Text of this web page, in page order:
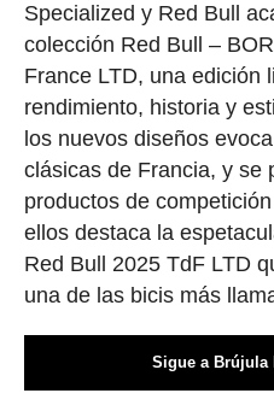
Specialized y Red Bull
colección Red Bull –
France LTD, una edición
rendimiento, historia y
los nuevos diseños
clásicas de Francia, y se
productos de
ellos destaca la
Red Bull 2025 TdF LTD
una de las bicis más
Sigue a Brújula